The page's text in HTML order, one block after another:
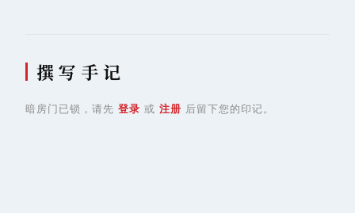
撰 写 手 记
暗房门已锁，请先 登录 或 注册 后留下您的印记。